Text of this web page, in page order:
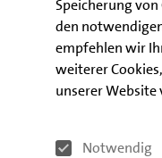
Speicherung
den
empfehlen wir
weiterer
unserer Website
Notwendig
Wir als IBB
fördern daher
Bereich der